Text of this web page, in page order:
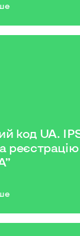
код UA.